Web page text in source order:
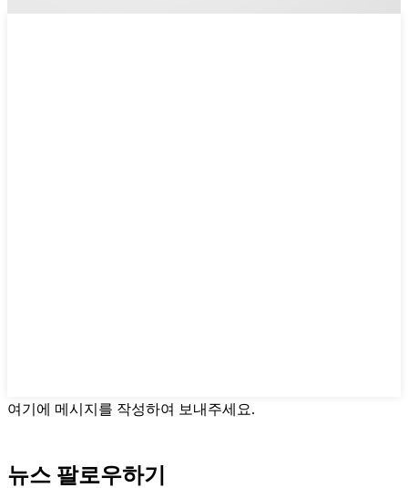
여기에 메시지를 작성하여 보내주세요.
뉴스 팔로우하기